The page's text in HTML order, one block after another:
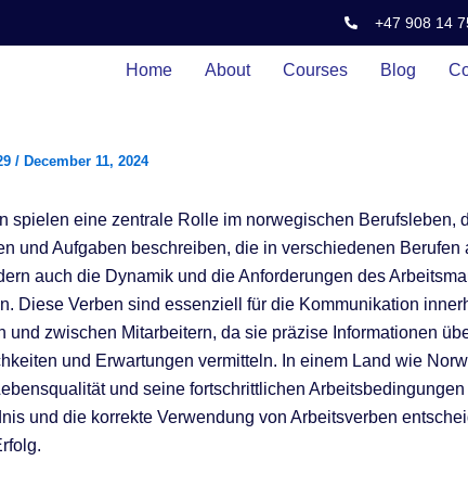
+47 908 14
Home About Courses Blog
/ December 11, 2024
spielen eine zentrale Rolle im norwegischen Berufsleben,
und Aufgaben beschreiben, die in verschiedenen Berufen
auch die Dynamik und die Anforderungen des
Diese Verben sind essenziell für die Kommunikation
und zwischen Mitarbeitern, da sie präzise Informationen
und Erwartungen vermitteln. In einem Land wie
und seine fortschrittlichen
und die korrekte Verwendung von Arbeitsverben